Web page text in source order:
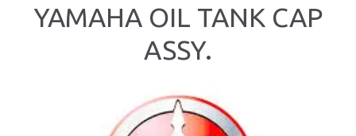
YAMAHA OIL TANK CAP
ASSY.